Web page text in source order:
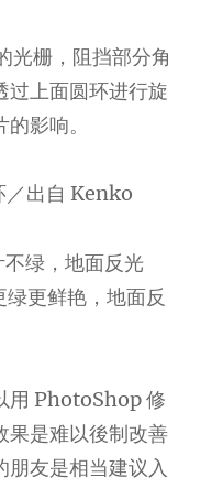
光栅，阻挡部分角
过上面圆环进行旋
影响。
／出自 Kenko
绿，地面反光
更鲜艳，地面反
用 PhotoShop 修
果是难以後制改善
朋友是相当建议入